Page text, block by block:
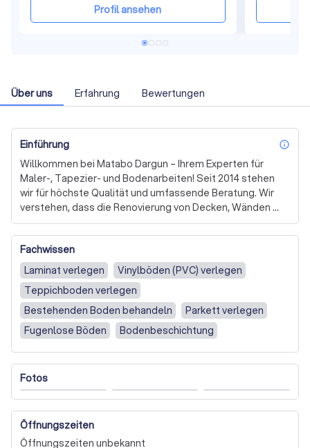
Profil ansehen
Über uns Erfahrung Bewertungen
Einführung
Willkommen bei Matabo Dargun – Ihrem Experten für
Maler-, Tapezier- und Bodenarbeiten! Seit 2014 stehen
wir für höchste Qualität und umfassende Beratung. Wir
verstehen, dass die Renovierung von Decken, Wänden
und Böden eine wichtige Investition in Ihr Zuhause ist.
Deshalb bieten wir Ihnen ein breites Spektrum an
Dienstleistungen an, darunter die fachmännische
Verlegung von Teppich, Laminat, Parkett und
Designböden sowie professionelle
Bodenbeschichtungsarbeiten.
Unsere Leidenschaft für das Handwerk zeigt sich in
jedem Projekt, das wir anpacken. Wir legen großen Wert
auf Termintreue und Sauberkeit, damit Sie sich während
der Arbeiten wohlfühlen können. Auch bei der
Fassadengestaltung und -sanierung sind wir Ihr
zuverlässiger Partner. Denn wie das Sprichwort sagt:
„Kleider machen Leute“ – und das gilt auch für Ihr
Zuhause.
Fachwissen
Laminat verlegen
Vinylböden (PVC) verlegen
Teppichboden verlegen
Bestehenden Boden behandeln
Parkett verlegen
Fugenlose Böden
Bodenbeschichtung
Fotos
Öffnungszeiten
Öffnungszeiten unbekannt